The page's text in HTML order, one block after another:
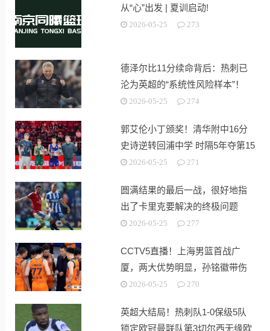
从“心”出发 | 夏训启动!
2026-05-25 273
德泽尔比11分续命背后：热刺已
沦为英超的“系统性风险样本”！
2026-05-25 274
郭艾伦小丁颁奖！清华附中16分
史诗逆转回浦中学 时隔5年夺第15
冠2026-05-25 271
圆满结果的最后一战，很好地指
出了卡里克要解决的终极问题
2026-05-25 277
CCTV5直播！上海男篮首战广
厦，两大优势明显，孙铭徽带伤
出战！
2026-05-25 270
英超大结局！热刺队1-0保级5队
锁定欧冠曼联队第3切尔西无缘欧